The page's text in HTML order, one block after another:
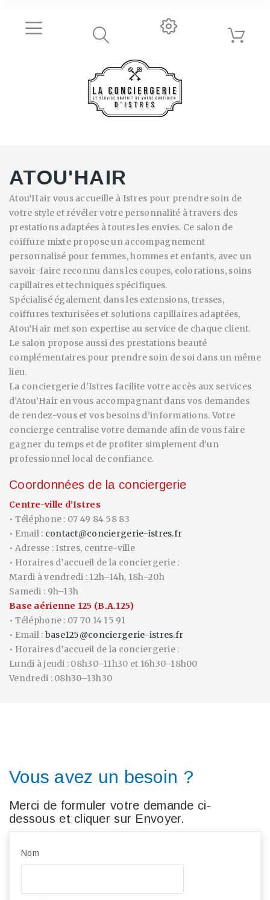
ATOU'HAIR
Atou’Hair vous accueille à Istres pour prendre soin de
votre style et révéler votre personnalité à travers des
prestations adaptées à toutes les envies. Ce salon de
coiffure mixte propose un accompagnement
personnalisé pour femmes, hommes et enfants, avec un
savoir-faire reconnu dans les coupes, colorations, soins
capillaires et techniques spécifiques.
Spécialisé également dans les extensions, tresses,
coiffures texturisées et solutions capillaires adaptées,
Atou’Hair met son expertise au service de chaque client.
Le salon propose aussi des prestations beauté
complémentaires pour prendre soin de soi dans un même
lieu.
La conciergerie d’Istres facilite votre accès aux services
d’Atou’Hair en vous accompagnant dans vos demandes
de rendez-vous et vos besoins d’informations. Votre
concierge centralise votre demande afin de vous faire
gagner du temps et de profiter simplement d’un
professionnel local de confiance.
Coordonnées de la conciergerie
Centre-ville d’Istres
• Téléphone : 07 49 84 58 83
• Email : contact@conciergerie-istres.fr
• Adresse : Istres, centre-ville
• Horaires d’accueil de la conciergerie :
Mardi à vendredi : 12h–14h, 18h–20h
Samedi : 9h–13h
Base aérienne 125 (B.A.125)
• Téléphone : 07 70 14 15 91
• Email : base125@conciergerie-istres.fr
• Horaires d’accueil de la conciergerie :
Lundi à jeudi : 08h30–11h30 et 16h30–18h00
Vendredi : 08h30–13h30
Vous avez un besoin ?
Merci de formuler votre demande ci-
dessous et cliquer sur Envoyer.
Nom